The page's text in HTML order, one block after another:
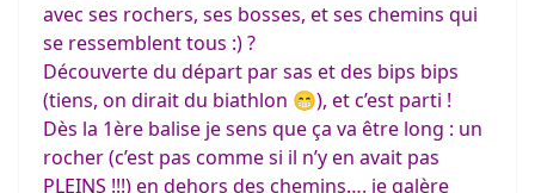
avec ses rochers, ses bosses, et ses chemins qui
se ressemblent tous :) ?
Découverte du départ par sas et des bips bips
(tiens, on dirait du biathlon 😁), et c’est parti !
Dès la 1ère balise je sens que ça va être long : un
rocher (c’est pas comme si il n’y en avait pas
PLEINS !!!) en dehors des chemins…. je galère